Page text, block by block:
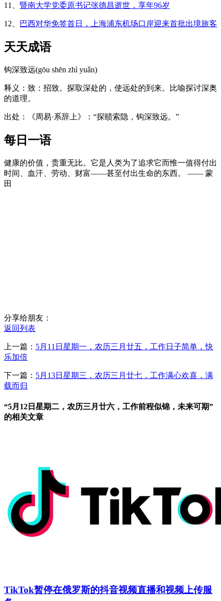
11、 暨南大学党委原书记张德昌逝世，享年96岁
12、 巴西对华免签首日，上海浦东机场口岸迎来首批出境旅客
天天成语
钩深致远(gōu shēn zhì yuǎn)
释义：致：招致。探取深处的，使远处的到来。比喻探讨深奥
的道理。
出处：《周易·系辞上》：“探赜索隐，钩深致远。”
每日一语
健康的价值，贵重无比。它是人类为了追求它而惟一值得付出
时间、血汗、劳动、财富——甚至付出生命的东西。 —— 蒙
田
分享给朋友：
返回列表
上一篇： 5月11日星期一，农历三月廿五，工作日子简单，快
乐加倍
下一篇： 5月13日星期三，农历三月廿七，工作满心欢喜，满
载而归
“5月12日星期二，农历三月廿六，工作前程似锦，未来可期”
的相关文章
TikTok暂停在俄罗斯的抖音视频直播和视频上传服